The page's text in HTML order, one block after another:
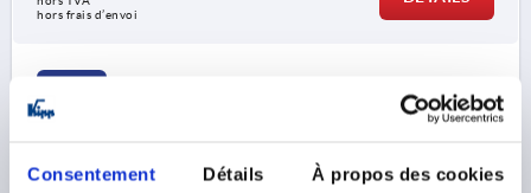
Consentement Détails À propos des cookies
hors frais d’envoi